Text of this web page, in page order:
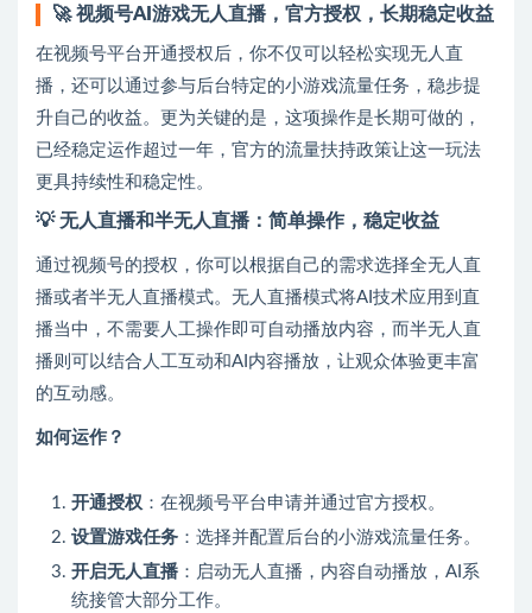
🚀 视频号AI游戏无人直播，官方授权，长期稳定收益
在视频号平台开通授权后，你不仅可以轻松实现无人直
播，还可以通过参与后台特定的小游戏流量任务，稳步提
升自己的收益。更为关键的是，这项操作是长期可做的，
已经稳定运作超过一年，官方的流量扶持政策让这一玩法
更具持续性和稳定性。
💡 无人直播和半无人直播：简单操作，稳定收益
通过视频号的授权，你可以根据自己的需求选择全无人直
播或者半无人直播模式。无人直播模式将AI技术应用到直
播当中，不需要人工操作即可自动播放内容，而半无人直
播则可以结合人工互动和AI内容播放，让观众体验更丰富
的互动感。
如何运作？
开通授权 ：在视频号平台申请并通过官方授权。
设置游戏任务 ：选择并配置后台的小游戏流量任务。
开启无人直播 ：启动无人直播，内容自动播放，AI系
统接管大部分工作。